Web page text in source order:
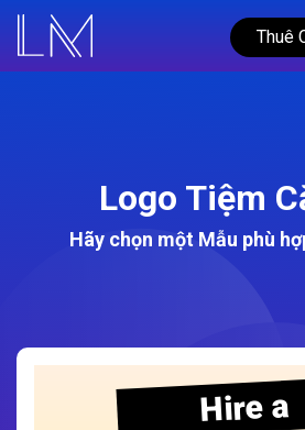
Thuê
Logo Tiệm
Hãy chọn một Mẫu phù
Hire a